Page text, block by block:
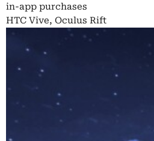
in-app purchases
HTC Vive, Oculus Rift